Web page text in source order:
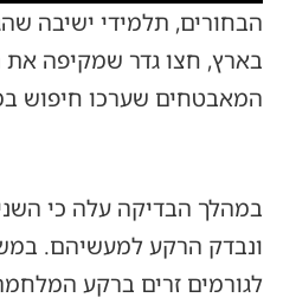
הבחורים, תלמידי ישיבה
בארץ, חצו גדר שמקיפה את
המאבטחים שערכו חיפוש
במהלך הבדיקה עלה כי
ונבדק הרקע למעשיהם.
לגורמים זרים ברקע